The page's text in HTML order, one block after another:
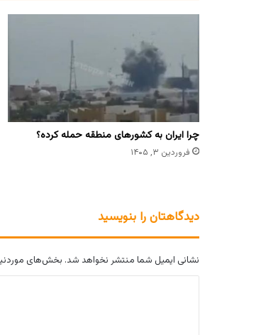
چرا ایران به کشورهای منطقه حمله کرده؟
فروردین ۳, ۱۴۰۵
دیدگاهتان را بنویسید
نشانی ایمیل شما منتشر نخواهد شد. بخش‌های